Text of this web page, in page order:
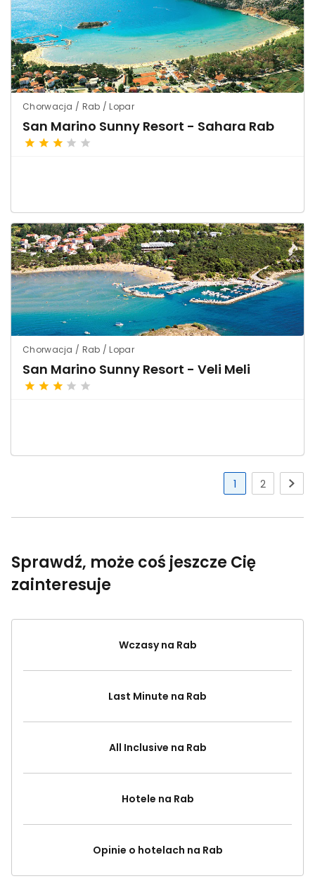
Chorwacja / Rab / Lopar
San Marino Sunny Resort - Sahara Rab
Chorwacja / Rab / Lopar
San Marino Sunny Resort - Veli Meli
1 2
Sprawdź, może coś jeszcze Cię
zainteresuje
Wczasy na Rab
Last Minute na Rab
All Inclusive na Rab
Hotele na Rab
Opinie o hotelach na Rab